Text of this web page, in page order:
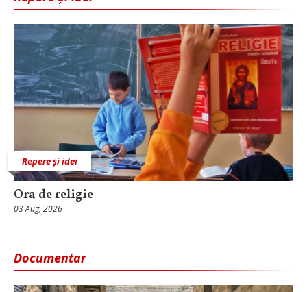
Repere și idei
Ora de religie
03 Aug, 2026
Documentar